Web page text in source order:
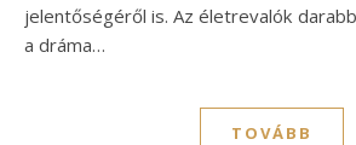
jelentőségéről is. Az életrevalók
a dráma…
TOVÁBB